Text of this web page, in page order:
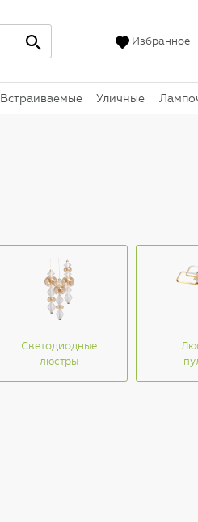
Избранное
Встраиваемые Уличные
Светодиодные
люстры